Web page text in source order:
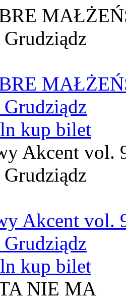
kup bilet
Akcent vol.
Akcent vol.
kup bilet
NIE MA